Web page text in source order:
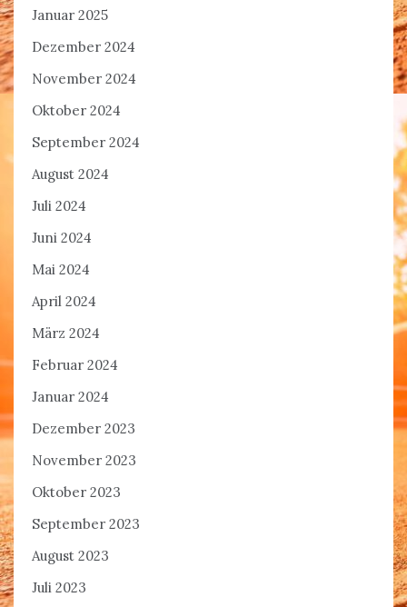
Januar 2025
Dezember 2024
November 2024
Oktober 2024
September 2024
August 2024
Juli 2024
Juni 2024
Mai 2024
April 2024
März 2024
Februar 2024
Januar 2024
Dezember 2023
November 2023
Oktober 2023
September 2023
August 2023
Juli 2023